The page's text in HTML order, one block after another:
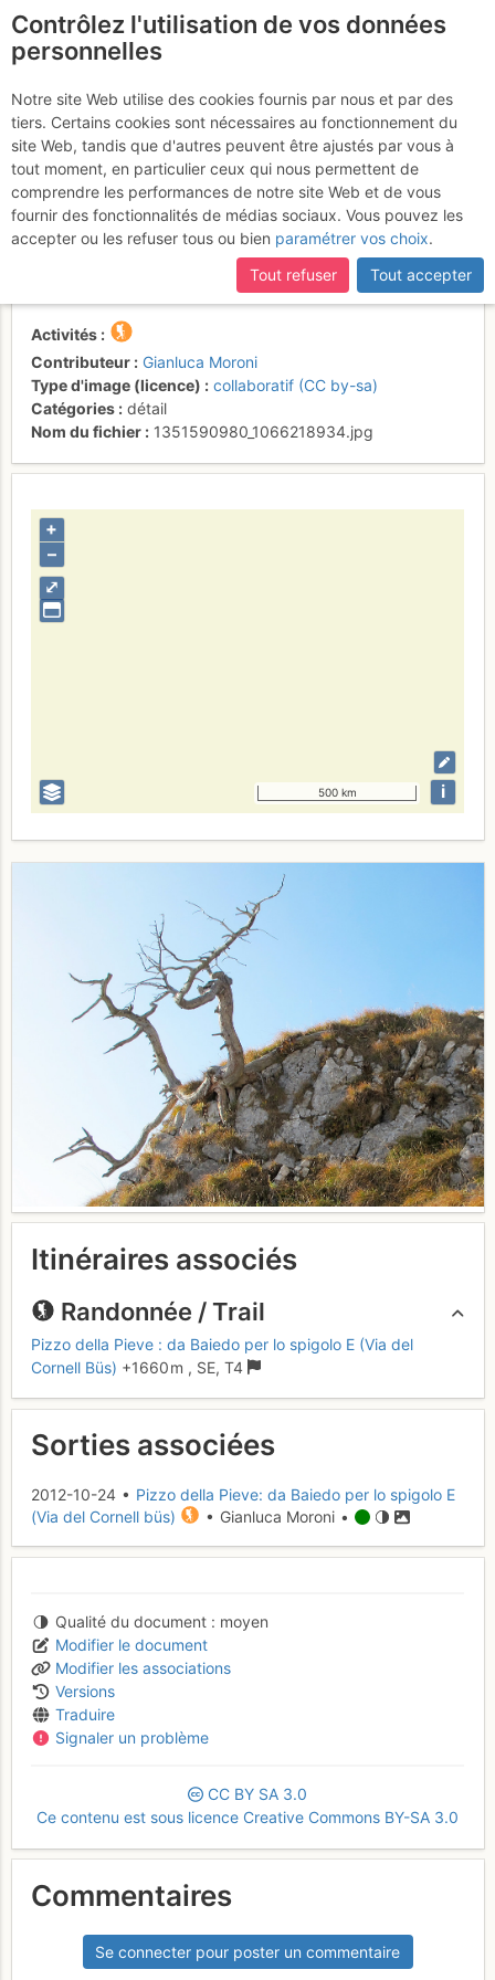
I "Guardiani del
Cornell Büs", posti al
principio del tratto più
impegnativo della cresta al
Pizzo della Pieve.
Activités
Contributeur
Gianluca Moroni
Type d'image (licence)
collaboratif (CC by-sa)
Catégories
détail
Nom du fichier
1351590980_1066218934.jpg
⤢
+
–
500 km i
Itinéraires associés
Randonnée / Trail
Pizzo della Pieve : da Baiedo per lo spigolo E (Via del
Cornell Büs) +1660 m , SE, T4
Sorties associées
2012-10-24 • Pizzo della Pieve: da Baiedo per lo spigolo E
(Via del Cornell büs)
• Gianluca Moroni •
Qualité du document
moyen
Modifier le document
Modifier les associations
Versions
Traduire
Signaler un problème
CC BY SA 3.0
Ce contenu est sous licence Creative Commons BY-SA 3.0
Commentaires
Se connecter pour poster un commentaire
Contrôlez l'utilisation de vos données
personnelles
Notre site Web utilise des cookies fournis par nous et par des
tiers. Certains cookies sont nécessaires au fonctionnement du
site Web, tandis que d'autres peuvent être ajustés par vous à
tout moment, en particulier ceux qui nous permettent de
comprendre les performances de notre site Web et de vous
fournir des fonctionnalités de médias sociaux. Vous pouvez les
accepter ou les refuser tous ou bien paramétrer vos choix.
Tout refuser
Tout accepter